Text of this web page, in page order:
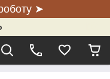
➤